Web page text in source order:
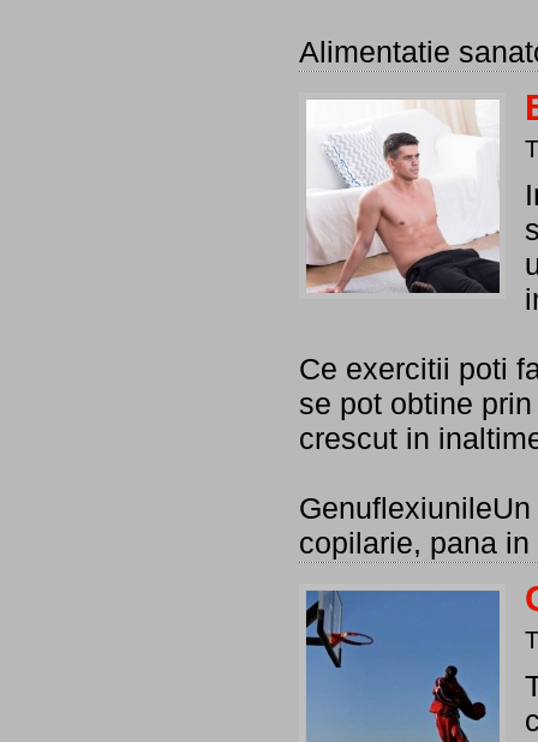
Alimentatie
Ce exercitii poti
se pot obtine
crescut in
copilarie, pana